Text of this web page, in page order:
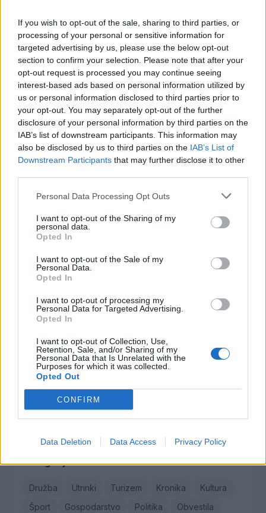
If you wish to opt-out of the sale, sharing to third parties, or
processing of your personal or sensitive information for
targeted advertising by us, please use the below opt-out
section to confirm your selection. Please note that after your
opt-out request is processed you may continue seeing
interest-based ads based on personal information utilized by
us or personal information disclosed to third parties prior to
your opt-out. You may separately opt-out of the further
disclosure of your personal information by third parties on the
IAB’s list of downstream participants. This information may
also be disclosed by us to third parties on the IAB’s List of
Downstream Participants that may further disclose it to other
Personal Data Processing Opt Outs
I want to opt-out of the Sharing of my
personal data.
Opted In
I want to opt-out of the Sale of my
Personal Data.
Opted In
I want to opt-out of processing my
Personal Data for Targeted Advertising.
Opted In
I want to opt-out of Collection, Use,
Retention, Sale, and/or Sharing of my
Personal Data that Is Unrelated with the
Purposes for which it was collected.
Opted Out
CONFIRM
Data Deletion Data Access Privacy Policy
Vsi dogodki →
Najbolj brano
1
Pretep v gostinskem lokalu v Velenju: 46-letnik
moškega udaril s steklenico in ga zabodel
2
(VIDEO) "Mislil sem, da je konec": Lastnik
velenjske picerije o padcu s padalom na
3
Dopustniška drama: Policija pričakala letalo s
Na Šaleški cesti v Velenju občanka poškodovala
tri vozila
Prijava pogrešanja razkrila tragedijo: V hiši našli
mrtvega 76-letnika
Danica Sladič
Branko Golob
Roman Skale
Ivana Mernik
Vse osmrtnice →
Kategorije
Družba Utrinki Turizem Kronika
Kultura
Šport
Gospodarstvo Politika
Obvestila